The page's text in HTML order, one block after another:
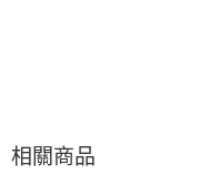
相關商品